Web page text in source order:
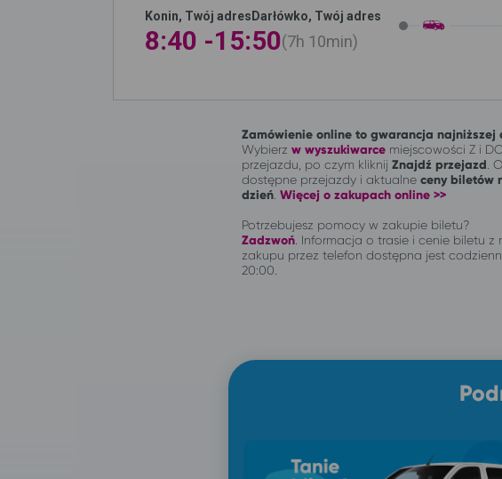
Konin, Twój adres Darłówko, Twój adres
8:40 -15:50 7h 10min
Zamówienie online to gwarancja najniższej
Wybierz w wyszukiwarce miejscowości Z i
przejazdu, po czym kliknij Znajdź przejazd .
dostępne przejazdy i aktualne ceny biletów
dzień Więcej o zakupach online >>
Potrzebujesz pomocy w zakupie biletu?
Zadzwoń Informacja o trasie i cenie biletu z
zakupu przez telefon dostępna jest
20:00.